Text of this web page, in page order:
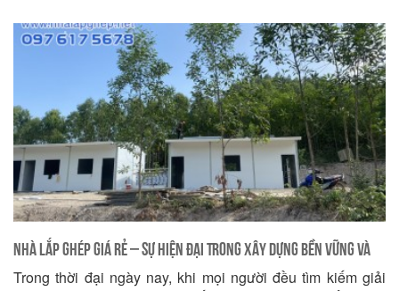
Nhà Lắp Ghép Giá Rẻ – Sự Hiện Đại Trong Xây Dựng Bền Vững và
Tiết Kiệm Năng Lượng
Trong thời đại ngày nay, khi mọi người đều tìm kiếm giải